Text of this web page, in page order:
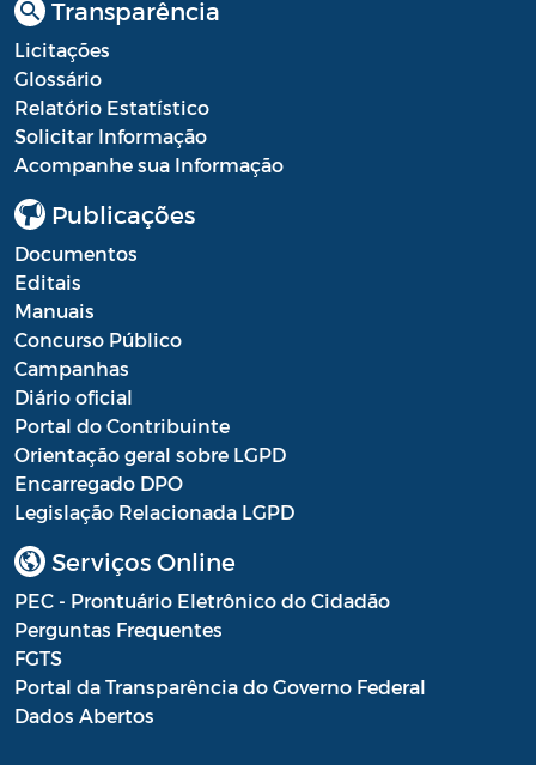
Transparência
Licitações
Glossário
Relatório Estatístico
Solicitar Informação
Acompanhe sua Informação
Publicações
Documentos
Editais
Manuais
Concurso Público
Campanhas
Diário oficial
Portal do Contribuinte
Orientação geral sobre LGPD
Encarregado DPO
Legislação Relacionada LGPD
Serviços Online
PEC - Prontuário Eletrônico do Cidadão
Perguntas Frequentes
FGTS
Portal da Transparência do Governo Federal
Dados Abertos